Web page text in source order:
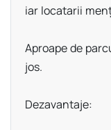
iar locatarii
Aproape de
jos.
Dezavantaje: